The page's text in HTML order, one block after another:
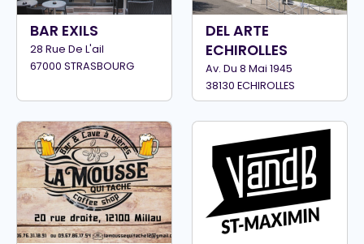
BAR EXILS
28 Rue De L'ail
67000 STRASBOURG
DEL ARTE
ECHIROLLES
Av. Du 8 Mai 1945
38130 ECHIROLLES